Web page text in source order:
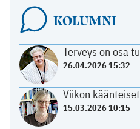
KOLUMNI
Terveys on osa
26.04.2026 15:32
Viikon
15.03.2026 10:15